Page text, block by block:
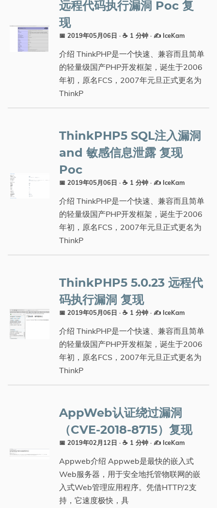
远程代码执行漏洞 Poc 复
现
📅 2019年05月06日 · ☕ 1 分钟 · ✍️ IceKam
介绍 ThinkPHP是一个快速、兼容而且简单
的轻量级国产PHP开发框架，诞生于2006
年初，原名FCS，2007年元旦正式更名为
ThinkP
ThinkPHP5 SQL注入漏洞
and 敏感信息泄露 复现
Poc
📅 2019年05月06日 · ☕ 1 分钟 · ✍️ IceKam
介绍 ThinkPHP是一个快速、兼容而且简单
的轻量级国产PHP开发框架，诞生于2006
年初，原名FCS，2007年元旦正式更名为
ThinkP
ThinkPHP5 5.0.23 远程代
码执行漏洞 复现
📅 2019年05月06日 · ☕ 1 分钟 · ✍️ IceKam
介绍 ThinkPHP是一个快速、兼容而且简单
的轻量级国产PHP开发框架，诞生于2006
年初，原名FCS，2007年元旦正式更名为
ThinkP
AppWeb认证绕过漏洞
（CVE-2018-8715）复现
📅 2019年02月12日 · ☕ 1 分钟 · ✍️ IceKam
Appweb介绍 Appweb是最快的嵌入式
Web服务器，用于安全地托管物联网的嵌
入式Web管理应用程序。凭借HTTP/2支
持，它速度极快，具